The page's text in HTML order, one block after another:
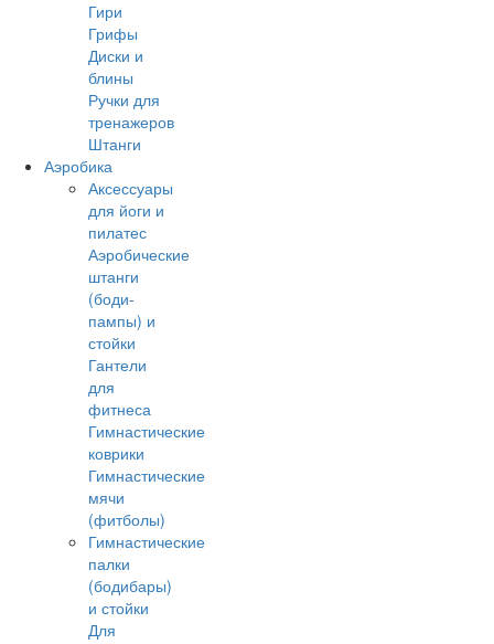
Гири
Грифы
Диски и
блины
Ручки для
тренажеров
Штанги
Аэробика
Аксессуары
для йоги и
пилатес
Аэробические
штанги
(боди-
пампы) и
стойки
Гантели
для
фитнеса
Гимнастические
коврики
Гимнастические
мячи
(фитболы)
Гимнастические
палки
(бодибары)
и стойки
Для